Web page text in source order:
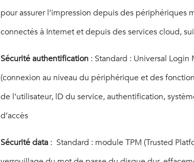
pour assurer l’impression depuis des périphériques
connectés à Internet et depuis des services cloud,
Sécurité authentification: Standard : Universal Login
(connexion au niveau du périphérique et des
de l’utilisateur, lD du service, authentification,
d’accès
Sécurité data: Standard : module TPM (Trusted